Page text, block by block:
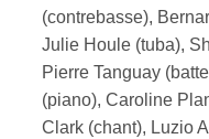
(contrebasse),
Julie Houle (tuba),
Pierre Tanguay
(piano), Caroline
Clark (chant), Luzio